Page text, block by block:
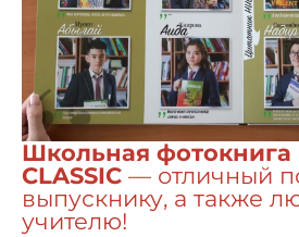
Школьная фотокнига
CLASSIC — отличный
выпускнику, а также
учителю!